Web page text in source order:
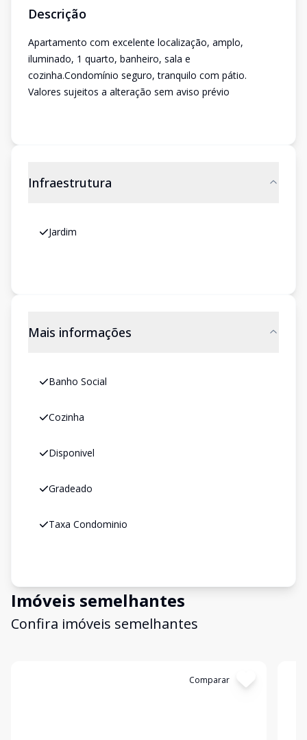
Descrição
Apartamento com excelente localização, amplo,
iluminado, 1 quarto, banheiro, sala e
cozinha.Condomínio seguro, tranquilo com pátio.
Valores sujeitos a alteração sem aviso prévio
Infraestrutura
Jardim
Mais informações
Banho Social
Cozinha
Disponivel
Gradeado
Taxa Condominio
Imóveis semelhantes
Confira imóveis semelhantes
Comparar